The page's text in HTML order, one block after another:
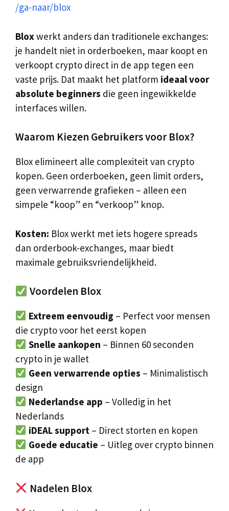
/ga-naar/blox
Bloxwerkt anders dan traditionele exchanges:
je handelt niet in orderboeken, maar koopt en
verkoopt crypto direct in de app tegen een
vaste prijs. Dat maakt het platform ideaal voor
absolute beginners die geen ingewikkelde
interfaces willen.
Waarom Kiezen Gebruikers voor Blox?
Blox elimineert alle complexiteit van crypto
kopen. Geen orderboeken, geen limit orders,
geen verwarrende grafieken – alleen een
simpele “koop” en “verkoop” knop.
Kosten: Blox werkt met iets hogere spreads
dan orderbook-exchanges, maar biedt
maximale gebruiksvriendelijkheid.
Voordelen Blox
Extreem eenvoudig – Perfect voor mensen
die crypto voor het eerst kopen
Snelle aankopen – Binnen 60 seconden
crypto in je wallet
Geen verwarrende opties – Minimalistisch
design
Nederlandse app – Volledig in het
Nederlands
iDEAL support– Direct storten en kopen
Goede educatie – Uitleg over crypto binnen
de app
Nadelen Blox